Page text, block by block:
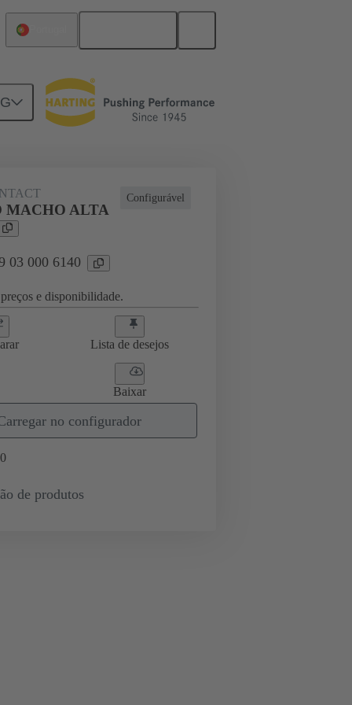
Configurável
MACHO ALTA
03 000 6140
e disponibilidade.
Lista de desejos
Baixar
no configurador
0
de produtos